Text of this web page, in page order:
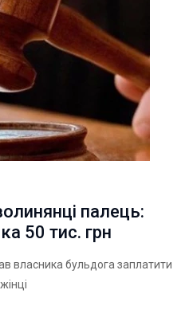
палець:
50 тис. грн
власника бульдога заплатити